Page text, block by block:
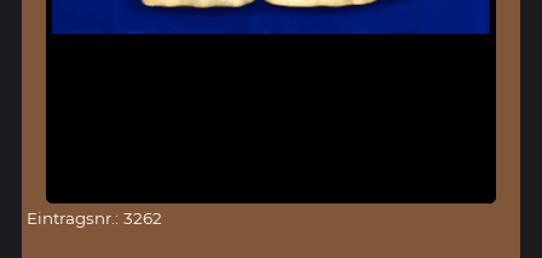
Eintragsnr.: 3262